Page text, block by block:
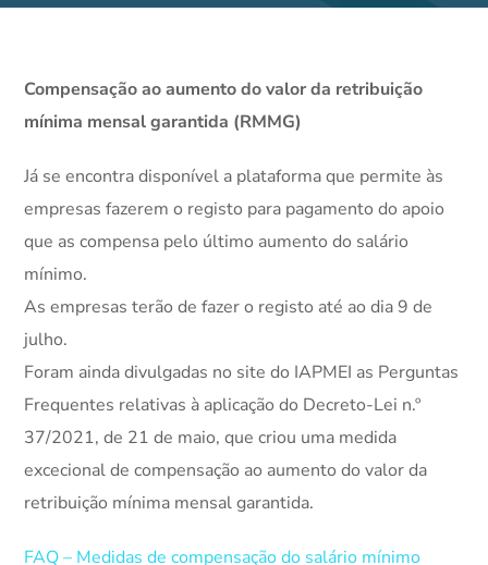
Compensação ao aumento do valor da retribuição
mínima mensal garantida (RMMG)
Já se encontra disponível a plataforma que permite às
empresas fazerem o registo para pagamento do apoio
que as compensa pelo último aumento do salário
mínimo.
As empresas terão de fazer o registo até ao dia 9 de
julho.
Foram ainda divulgadas no site do IAPMEI as Perguntas
Frequentes relativas à aplicação do Decreto-Lei n.º
37/2021, de 21 de maio, que criou uma medida
excecional de compensação ao aumento do valor da
retribuição mínima mensal garantida.
FAQ – Medidas de compensação do salário mínimo